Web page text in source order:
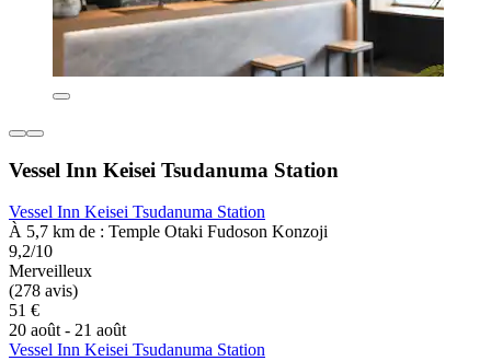
Vessel Inn Keisei Tsudanuma Station
Vessel Inn Keisei Tsudanuma Station
À 5,7 km de : Temple Otaki Fudoson Konzoji
9,2/10
Merveilleux
(278 avis)
51 €
20 août - 21 août
Vessel Inn Keisei Tsudanuma Station